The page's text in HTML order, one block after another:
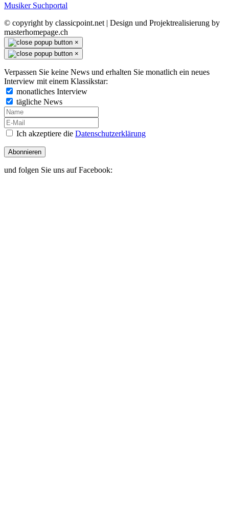
Musiker Suchportal
© copyright by classicpoint.net | Design und Projektrealisierung by
masterhomepage.ch
×
×
Verpassen Sie keine News und erhalten Sie monatlich ein neues
Interview mit einem Klassikstar:
monatliches Interview
tägliche News
Ich akzeptiere die Datenschutzerklärung
Abonnieren
und folgen Sie uns auf Facebook: